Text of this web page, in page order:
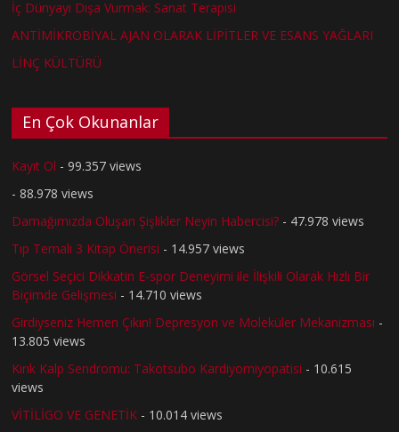
İç Dünyayı Dışa Vurmak: Sanat Terapisi
ANTİMİKROBİYAL AJAN OLARAK LİPİTLER VE ESANS YAĞLARI
LİNÇ KÜLTÜRÜ
En Çok Okunanlar
Kayıt Ol - 99.357 views
- 88.978 views
Damağımızda Oluşan Şişlikler Neyin Habercisi? - 47.978 views
Tıp Temalı 3 Kitap Önerisi - 14.957 views
Görsel Seçici Dikkatin E-spor Deneyimi ile İlişkili Olarak Hızlı Bir
Biçimde Gelişmesi - 14.710 views
Girdiyseniz Hemen Çıkın! Depresyon ve Moleküler Mekanizması -
13.805 views
Kırık Kalp Sendromu: Takotsubo Kardiyomiyopatisi - 10.615
views
VİTİLİGO VE GENETİK - 10.014 views